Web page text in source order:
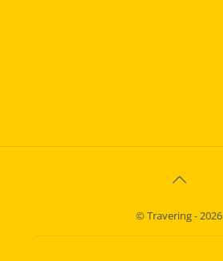
—
© Travering - 2026